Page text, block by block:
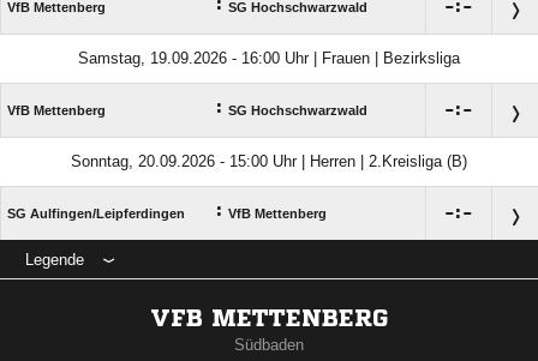
VfB Mettenberg : SG Hochschwarzwald :
Samstag, 19.09.2026 - 16:00 Uhr | Frauen | Bezirksliga
VfB Mettenberg : SG Hochschwarzwald :
Sonntag, 20.09.2026 - 15:00 Uhr | Herren | 2.Kreisliga (B)
SG Aulfingen/​Leipferdingen : VfB Mettenberg :
Legende
VFB METTENBERG
Südbaden